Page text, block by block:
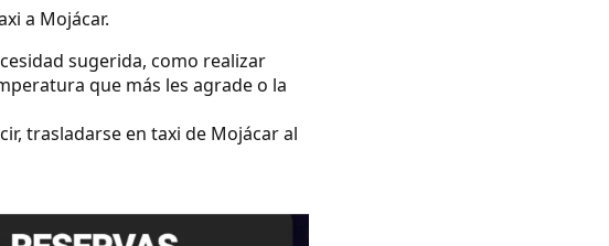
a Mojácar.
sugerida, como realizar
que más les agrade o la
trasladarse en taxi de Mojácar al